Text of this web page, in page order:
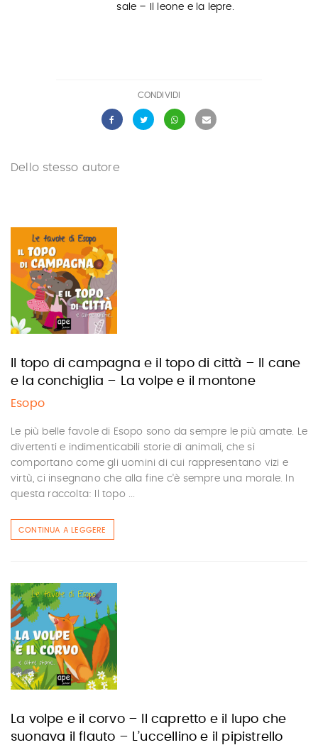
sale – Il leone e la lepre.
CONDIVIDI
Dello stesso autore
Il topo di campagna e il topo di città – Il cane
e la conchiglia – La volpe e il montone
Esopo
Le più belle favole di Esopo sono da sempre le più amate. Le
divertenti e indimenticabili storie di animali, che si
comportano come gli uomini di cui rappresentano vizi e
virtù, ci insegnano che alla fine c'è sempre una morale. In
questa raccolta: Il topo ...
CONTINUA A LEGGERE
La volpe e il corvo – Il capretto e il lupo che
suonava il flauto – L’uccellino e il pipistrello